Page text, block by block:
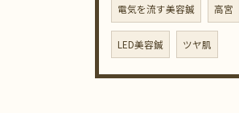
電気を流す美容鍼 高宮
LED美容鍼 ツヤ肌